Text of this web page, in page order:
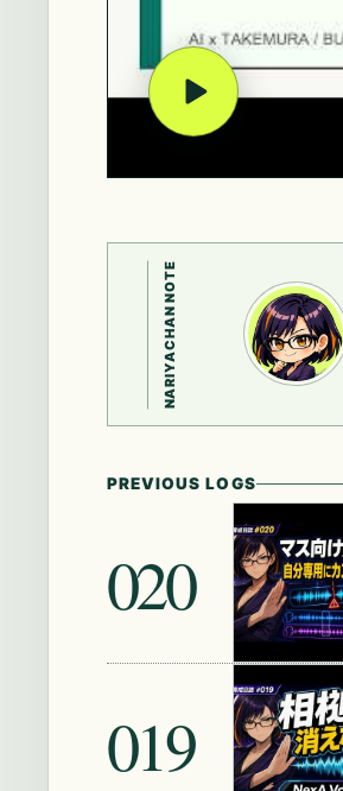
NARIYACHAN NOTE
PREVIOUS LOGS
020
019